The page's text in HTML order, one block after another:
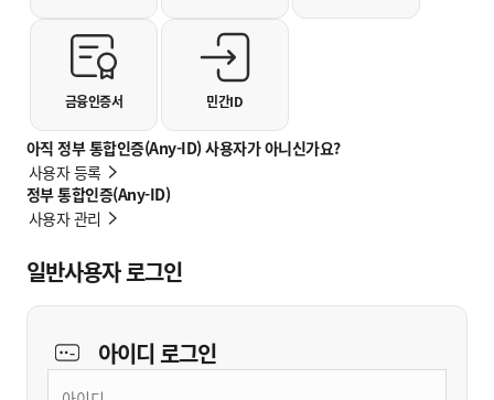
아직 정부 통합인증(Any-ID) 사용자가 아니신가요?
사용자 등록
정부 통합인증(Any-ID)
사용자 관리
금융인증서 민간ID
일반사용자 로그인
아이디로그인